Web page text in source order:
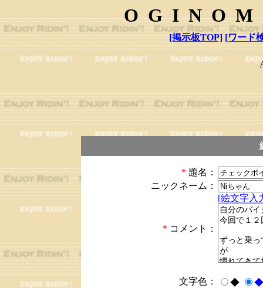
[掲示板TOP] [ワード
* 題名：
ニックネーム：
* コメント：
[絵文字入
文字色： ◆ ◆